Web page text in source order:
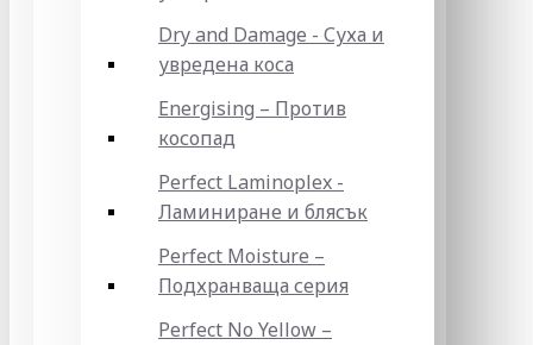
Dry and Damage - Суха и
увредена коса
Energising – Против
косопад
Perfect Laminoplex -
Ламиниране и блясък
Perfect Moisture –
Подхранваща серия
Perfect No Yellow –